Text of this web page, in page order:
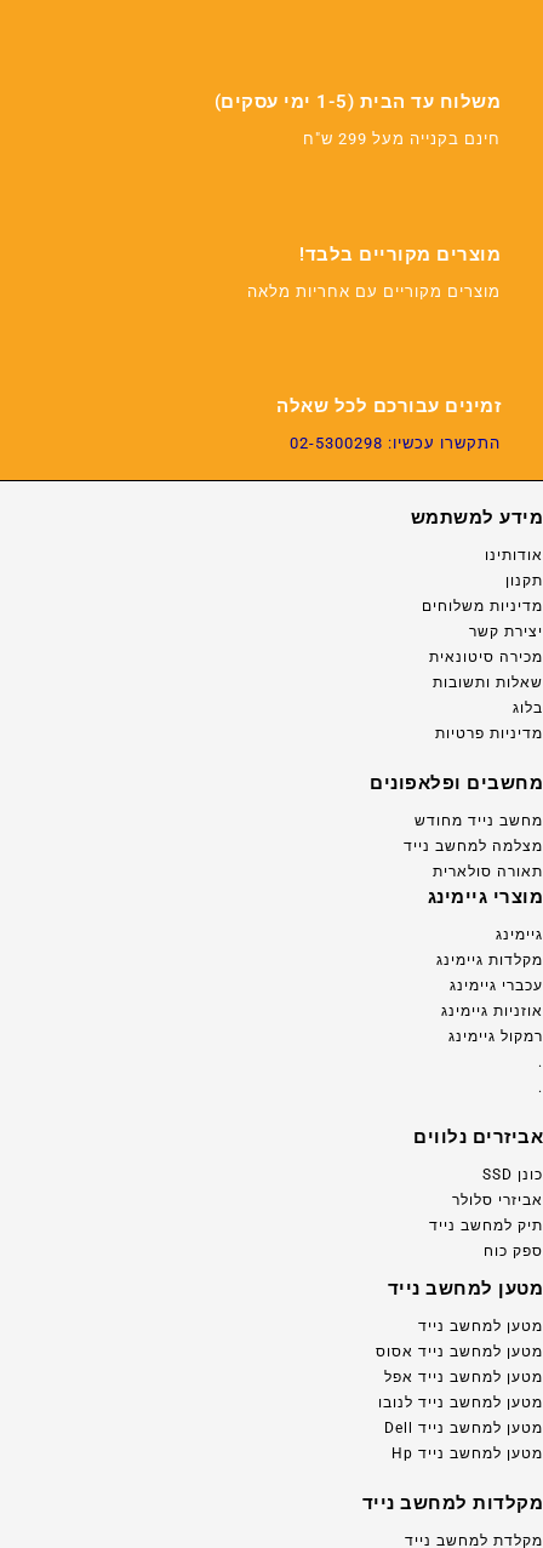
משלוח עד הבית (1-5 ימי עסקים)
חינם בקנייה מעל 299 ש"ח
מוצרים מקוריים בלבד!
מוצרים מקוריים עם אחריות מלאה
זמינים עבורכם לכל שאלה
התקשרו עכשיו: 02-5300298
מידע למשתמש
אודותינו
תקנון
מדיניות משלוחים
יצירת קשר
מכירה סיטונאית
שאלות ותשובות
בלוג
מדיניות פרטיות
מחשבים ופלאפונים
מחשב נייד מחודש
מצלמה למחשב נייד
תאורה סולארית
מוצרי גיימינג
גיימינג
מקלדות גיימינג
עכברי גיימינג
אוזניות גיימינג
רמקול גיימינג
.
.
אביזרים נלווים
כונן SSD
אביזרי סלולר
תיק למחשב נייד
ספק כוח
מטען למחשב נייד
מטען למחשב נייד
מטען למחשב נייד אסוס
מטען למחשב נייד אפל
מטען למחשב נייד לנובו
מטען למחשב נייד Dell
מטען למחשב נייד Hp
מקלדות למחשב נייד
מקלדת למחשב נייד